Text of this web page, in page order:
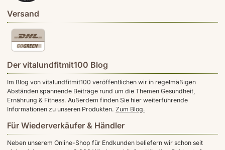
Versand
Der vitalundfitmit100 Blog
Im Blog von vitalundfitmit100 veröffentlichen wir in regelmäßigen
Abständen spannende Beiträge rund um die Themen Gesundheit,
Ernährung & Fitness. Außerdem finden Sie hier weiterführende
Informationen zu unseren Produkten. Zum Blog.
Für Wiederverkäufer & Händler
Neben unserem Online-Shop für Endkunden beliefern wir schon seit